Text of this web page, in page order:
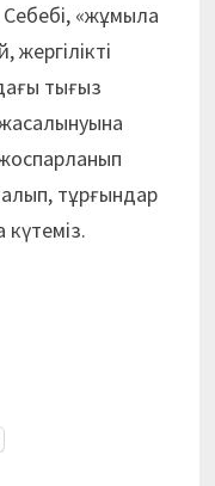
«жұмыла
жергілікті
тығыз
тұрғындар
күтеміз.